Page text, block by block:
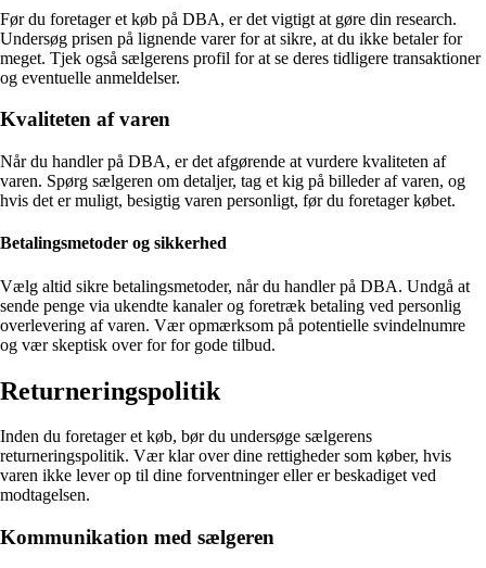
Før du foretager et køb på DBA, er det vigtigt at gøre din research.
Undersøg prisen på lignende varer for at sikre, at du ikke betaler for
meget. Tjek også sælgerens profil for at se deres tidligere transaktioner
og eventuelle anmeldelser.
Kvaliteten af varen
Når du handler på DBA, er det afgørende at vurdere kvaliteten af
varen. Spørg sælgeren om detaljer, tag et kig på billeder af varen, og
hvis det er muligt, besigtig varen personligt, før du foretager købet.
Betalingsmetoder og sikkerhed
Vælg altid sikre betalingsmetoder, når du handler på DBA. Undgå at
sende penge via ukendte kanaler og foretræk betaling ved personlig
overlevering af varen. Vær opmærksom på potentielle svindelnumre
og vær skeptisk over for for gode tilbud.
Returneringspolitik
Inden du foretager et køb, bør du undersøge sælgerens
returneringspolitik. Vær klar over dine rettigheder som køber, hvis
varen ikke lever op til dine forventninger eller er beskadiget ved
modtagelsen.
Kommunikation med sælgeren